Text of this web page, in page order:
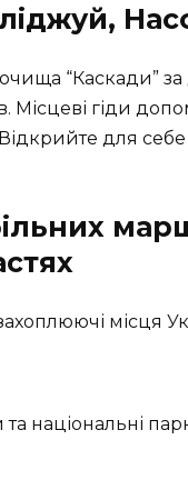
“Каскади”
гіди
для
місця
та національні